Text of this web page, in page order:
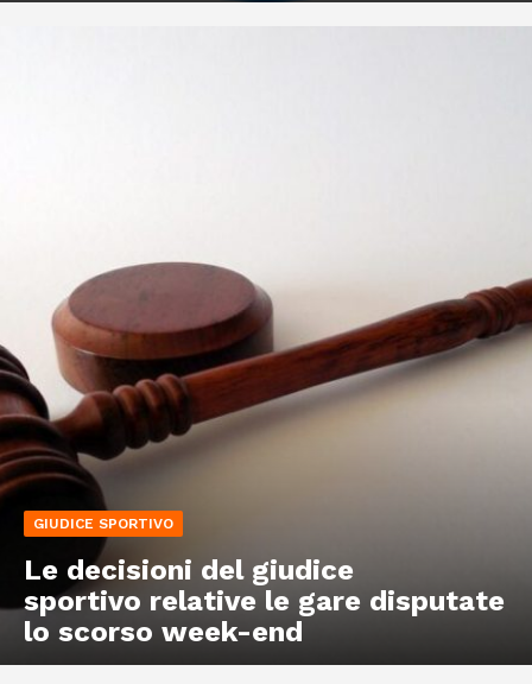
GIUDICE SPORTIVO
Le decisioni del giudice
sportivo relative le gare disputate
lo scorso week-end